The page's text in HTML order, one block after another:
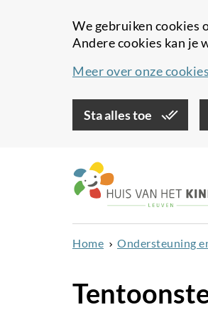
We gebruiken cookies
Andere cookies kan je
Meer over onze cookies
Sta alles toe
Home Ondersteuning